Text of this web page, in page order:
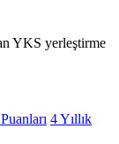
YKS yerleştirme
4 Yıllık